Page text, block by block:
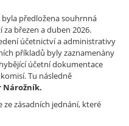
byla předložena souhrnná
březen a duben 2026.
účetnictví a administrativy
příkladů byly zaznamenány
účetní dokumentace
Tu následně
Nárožník.
ze zásadních jednání, které